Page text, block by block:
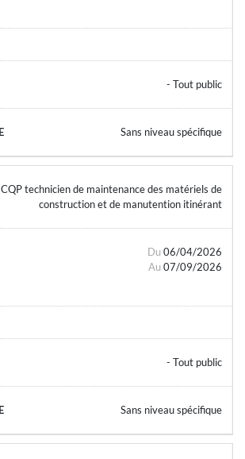
- Tout public
Sans niveau spécifique
CQP technicien de maintenance des matériels de
construction et de manutention itinérant
Du 06/04/2026
Au 07/09/2026
- Tout public
Sans niveau spécifique